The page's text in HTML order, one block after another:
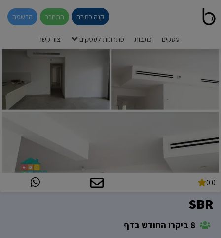
קנה כתבה התחבר הרשמה
עסקים כתבות פתרונות לעסקים צור קשר
0.0
SBR